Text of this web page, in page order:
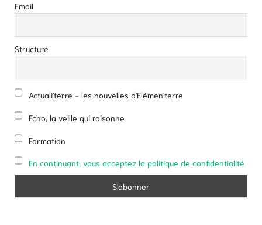
Email
Structure
Actuali'terre - les nouvelles d'Elémen'terre
Echo, la veille qui raisonne
Formation
En continuant, vous acceptez la politique de confidentialité